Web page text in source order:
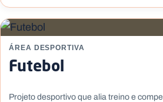
ÁREA DESPORTIVA
Futebol
Projeto desportivo que alia treino e